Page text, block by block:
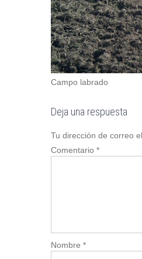
Campo labrado
Deja una respuesta
Tu dirección de correo
Comentario *
Nombre *